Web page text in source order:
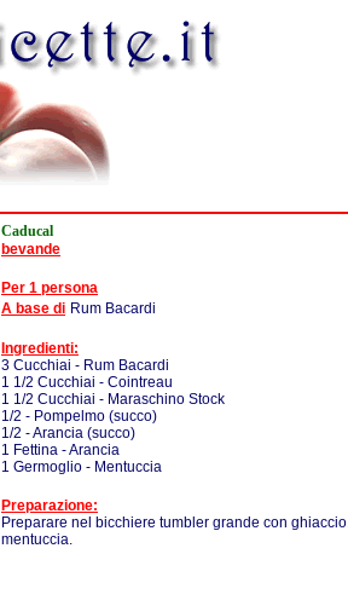
Caducal
bevande
Per 1 persona
A base di Rum Bacardi
Ingredienti:
3 Cucchiai - Rum Bacardi
1 1/2 Cucchiai - Cointreau
1 1/2 Cucchiai - Maraschino Stock
1/2 - Pompelmo (succo)
1/2 - Arancia (succo)
1 Fettina - Arancia
1 Germoglio - Mentuccia
Preparazione:
Preparare nel bicchiere tumbler grande con
mentuccia.